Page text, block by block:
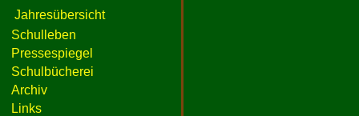
Jahresübersicht
Schulleben
Pressespiegel
Schulbücherei
Archiv
Links